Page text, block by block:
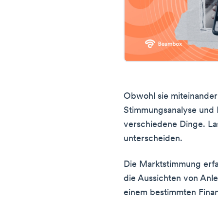
Obwohl sie
Stimmungsanalyse
verschiedene Dinge.
unterscheiden.
Die Marktstimmung
die Aussichten von
einem bestimmten